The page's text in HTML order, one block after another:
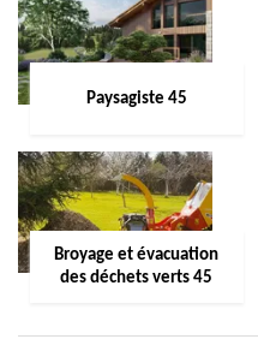
Paysagiste 45
Broyage et évacuation
des déchets verts 45